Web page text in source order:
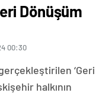
Dönüşüm
00:30
‘Geri
halkının